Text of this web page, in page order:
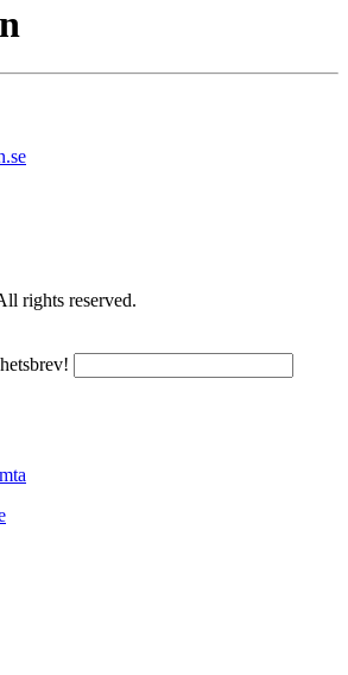
rights reserved.